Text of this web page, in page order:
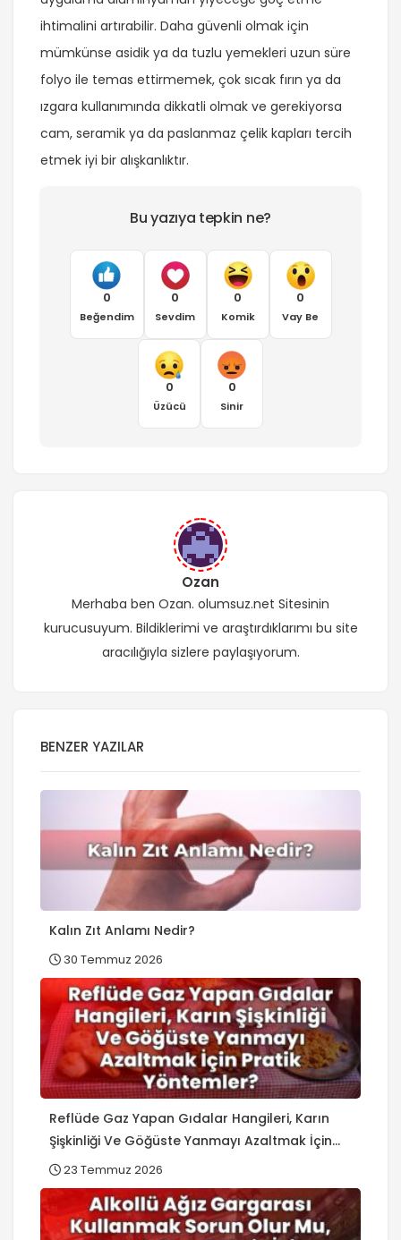
ihtimalini artırabilir. Daha güvenli olmak için
mümkünse asidik ya da tuzlu yemekleri uzun süre
folyo ile temas ettirmemek, çok sıcak fırın ya da
ızgara kullanımında dikkatli olmak ve gerekiyorsa
cam, seramik ya da paslanmaz çelik kapları tercih
etmek iyi bir alışkanlıktır.
Bu yazıya tepkin ne?
0
Beğendim
0
Sevdim
0
Komik
0
Vay Be
0
Üzücü
0
Sinir
Ozan
Merhaba ben Ozan. olumsuz.net Sitesinin
kurucusuyum. Bildiklerimi ve araştırdıklarımı bu site
aracılığıyla sizlere paylaşıyorum.
BENZER YAZILAR
Kalın Zıt Anlamı Nedir?
30 Temmuz 2026
Reflüde Gaz Yapan Gıdalar Hangileri, Karın
Şişkinliği Ve Göğüste Yanmayı Azaltmak İçin
Pratik Yöntemler?
23 Temmuz 2026